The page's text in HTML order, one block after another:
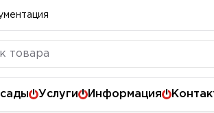
Услуги Информация